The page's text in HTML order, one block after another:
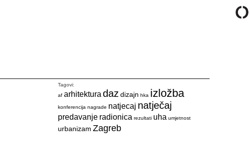
Tagovi:
af arhitektura daz dizajn hka izložba
konferencija nagrade natjecaj natječaj
predavanje radionica rezultati uha umjetnost
urbanizam Zagreb